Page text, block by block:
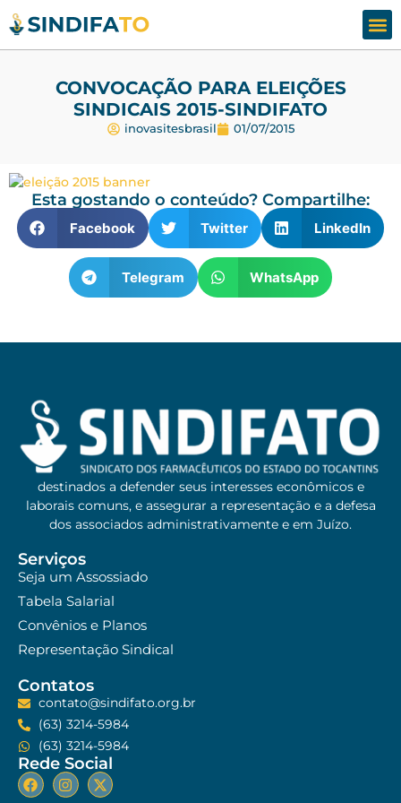
CONVOCAÇÃO PARA ELEIÇÕES
SINDICAIS 2015-SINDIFATO
inovasitesbrasil 01/07/2015
Esta gostando o conteúdo? Compartilhe:
Facebook Twitter LinkedIn
Telegram WhatsApp
destinados a defender seus interesses econômicos e
laborais comuns, e assegurar a representação e a defesa
dos associados administrativamente e em Juízo.
Serviços
Seja um Assossiado
Tabela Salarial
Convênios e Planos
Representação Sindical
Contatos
contato@sindifato.org.br
(63) 3214-5984
(63) 3214-5984
Rede Social